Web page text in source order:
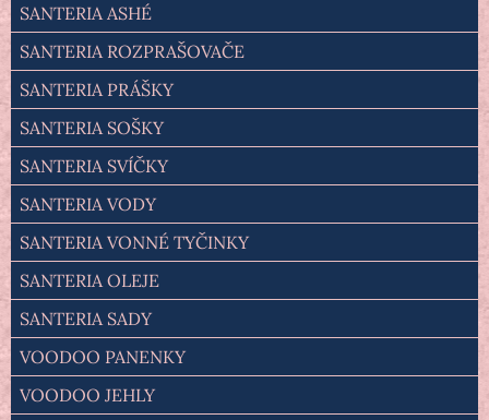
SANTERIA ASHÉ
SANTERIA ROZPRAŠOVAČE
SANTERIA PRÁŠKY
SANTERIA SOŠKY
SANTERIA SVÍČKY
SANTERIA VODY
SANTERIA VONNÉ TYČINKY
SANTERIA OLEJE
SANTERIA SADY
VOODOO PANENKY
VOODOO JEHLY